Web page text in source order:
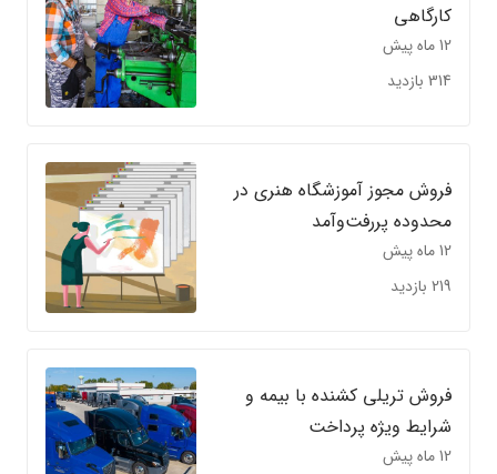
کارگاهی
12 ماه پیش
314 بازدید
فروش مجوز آموزشگاه هنری در
محدوده پررفت‌وآمد
12 ماه پیش
219 بازدید
فروش تریلی کشنده با بیمه و
شرایط ویژه پرداخت
12 ماه پیش